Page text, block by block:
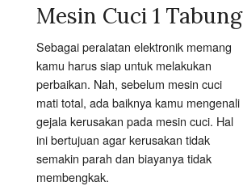
Mesin Cuci 1 Tabung
Sebagai peralatan elektronik memang
kamu harus siap untuk melakukan
perbaikan. Nah, sebelum mesin cuci
mati total, ada baiknya kamu mengenali
gejala kerusakan pada mesin cuci. Hal
ini bertujuan agar kerusakan tidak
semakin parah dan biayanya tidak
membengkak.